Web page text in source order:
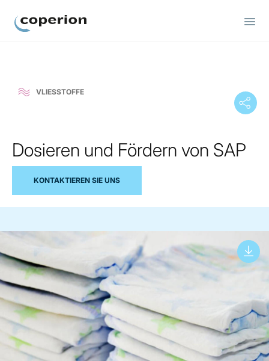
VLIESSTOFFE
Dosieren und Fördern von SAP
KONTAKTIEREN SIE UNS